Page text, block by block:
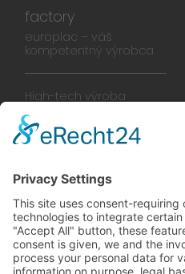
factory
europlac – váš
kompetentný výrobca
High-tech výroba
Manufaktúra
zelené vibrácie
Na ceste k budúcnosti,
ktorú sa oplatí žiť